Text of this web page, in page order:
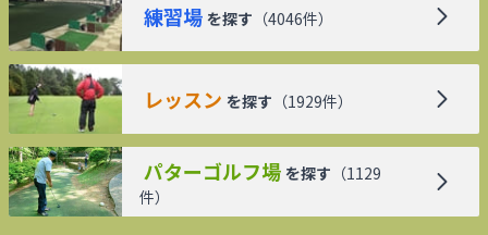
練習場 を探す （4046件）
レッスン を探す （1929件）
パターゴルフ場 を探す （1129
件）